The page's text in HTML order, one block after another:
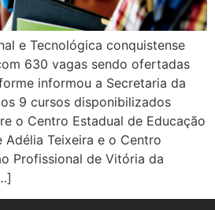
e Tecnológica conquistense
630 vagas sendo ofertadas
informou a Secretaria da
9 cursos disponibilizados
o Centro Estadual de Educação
Adélia Teixeira e o Centro
Profissional de Vitória da